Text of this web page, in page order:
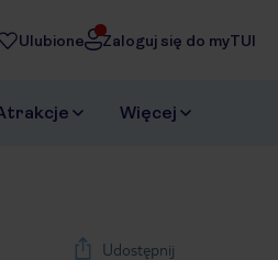
Ulubione Zaloguj się do myTUI
Więcej
Udostępnij